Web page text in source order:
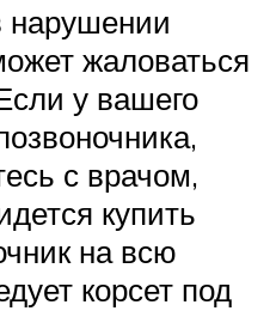
нарушении
жаловаться
у вашего
с врачом,
купить
на всю
корсет под